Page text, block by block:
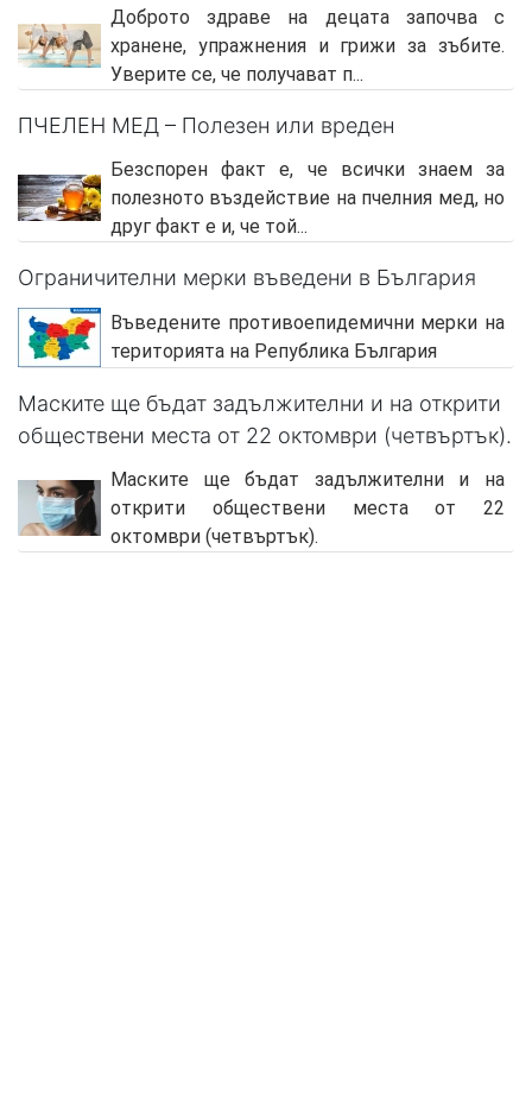
Доброто здраве на децата започва с
хранене, упражнения и грижи за зъбите.
Уверите се, че получават п...
ПЧЕЛЕН МЕД – Полезен или вреден
Безспорен факт е, че всички знаем за
полезното въздействие на пчелния мед, но
друг факт е и, че той...
Ограничителни мерки въведени в България
Въведените противоепидемични мерки на
територията на Република България
Маските ще бъдат задължителни и на открити
обществени места от 22 октомври (четвъртък).
Маските ще бъдат задължителни и на
открити обществени места от 22
октомври (четвъртък).